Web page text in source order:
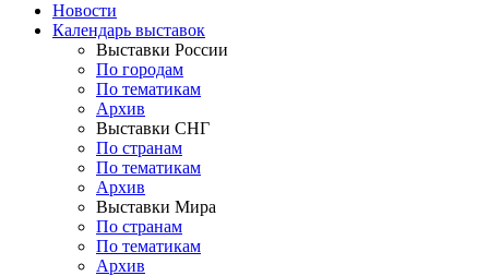
Новости
Календарь выставок
Выставки России
По городам
По тематикам
Архив
Выставки СНГ
По странам
По тематикам
Архив
Выставки Мира
По странам
По тематикам
Архив